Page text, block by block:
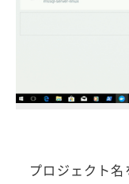
プロジェクト名